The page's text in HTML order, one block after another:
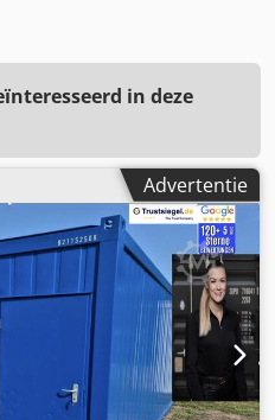
in deze
Advertentie